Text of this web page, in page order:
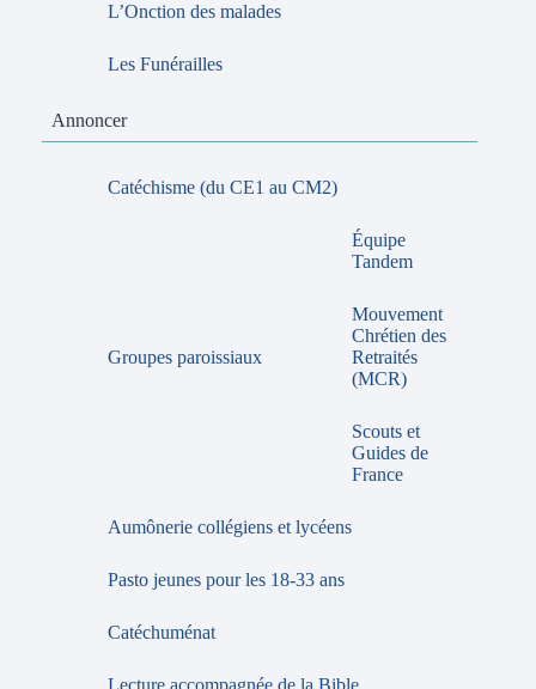
L’Onction des malades
Les Funérailles
Annoncer
Catéchisme (du CE1 au CM2)
Groupes paroissiaux
Équipe
Tandem
Mouvement
Chrétien des
Retraités
(MCR)
Scouts et
Guides de
France
Aumônerie collégiens et lycéens
Pasto jeunes pour les 18-33 ans
Catéchuménat